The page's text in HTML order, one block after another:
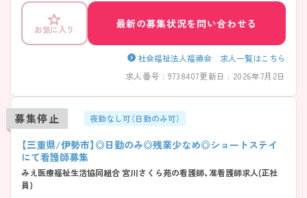
お気に入り 最新の募集状況を問い合わせる
社会福祉法人福徳会 求人一覧はこちら
求人番号 : 9738407更新日 : 2026年7月2日
募集停止 夜勤なし可（日勤のみ可）
【三重県/伊勢市】◎日勤のみ◎残業少なめ◎ショートステイ
にて看護師募集
みえ医療福祉生活協同組合 宮川さくら苑の看護師、准看護師求人(正社
員)